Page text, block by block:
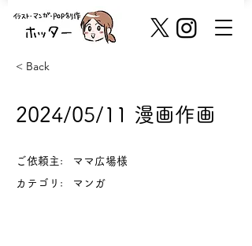
< Back
2024/05/11 漫画作画
ご依頼主:
ママ広場様
カテゴリ:
マンガ